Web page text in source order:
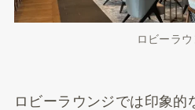
ロビーラ
ロビーラウンジでは印象的